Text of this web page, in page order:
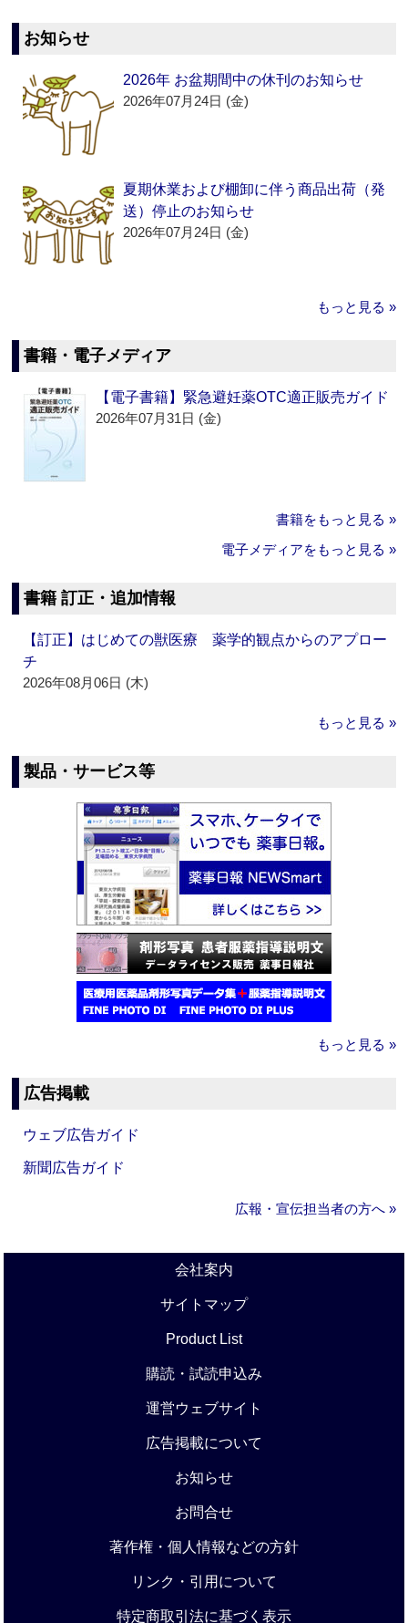
お知らせ
2026年 お盆期間中の休刊のお知らせ
2026年07月24日 (金)
夏期休業および棚卸に伴う商品出荷（発
送）停止のお知らせ
2026年07月24日 (金)
もっと見る »
書籍・電子メディア
【電子書籍】緊急避妊薬OTC適正販売ガイド
2026年07月31日 (金)
書籍をもっと見る »
電子メディアをもっと見る »
書籍 訂正・追加情報
【訂正】はじめての獣医療 薬学的観点からのアプロー
チ
2026年08月06日 (木)
もっと見る »
製品・サービス等
もっと見る »
広告掲載
ウェブ広告ガイド
新聞広告ガイド
広報・宣伝担当者の方へ »
会社案内
サイトマップ
Product List
購読・試読申込み
運営ウェブサイト
広告掲載について
お知らせ
お問合せ
著作権・個人情報などの方針
リンク・引用について
特定商取引法に基づく表示